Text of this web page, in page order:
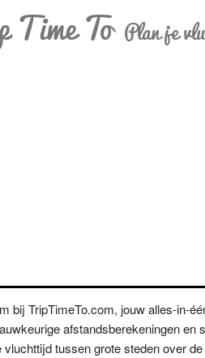
Time To Plan je
bij TripTimeTo.com, jouw alles-in-
afstandsberekeningen en
vluchttijd tussen grote steden over